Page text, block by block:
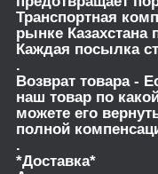
Транспортная
рынке Казахстана
Каждая посылка
.
Возврат товара-
наш товар по
можете его
полной
.
*Доставка*